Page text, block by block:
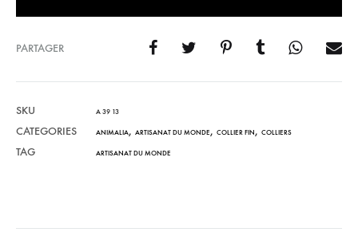
PARTAGER
SKU A 39 13
CATEGORIES ANIMALIA, ARTISANAT DU MONDE , COLLIER FIN , COLLIERS
TAG ARTISANAT DU MONDE